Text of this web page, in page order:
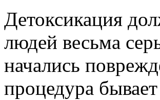
Детоксикация
людей весьма
начались
процедура